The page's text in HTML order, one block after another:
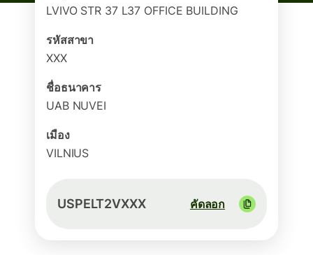
LVIVO STR 37 L37 OFFICE BUILDING
รหัสสาขา
XXX
ชื่อธนาคาร
UAB NUVEI
เมือง
VILNIUS
USPELT2VXXX คัดลอก